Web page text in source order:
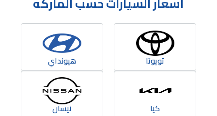
تويوتا هيونداي
كيا نيسان